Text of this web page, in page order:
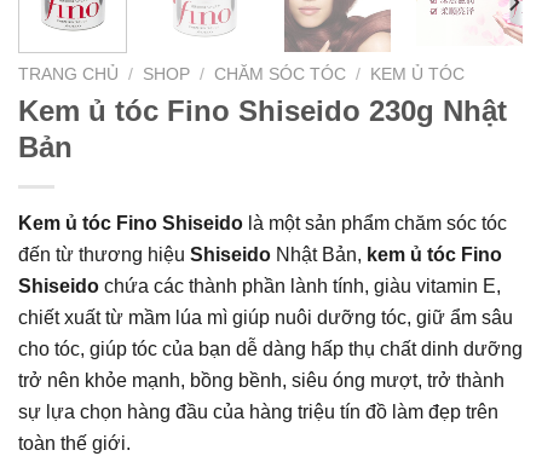
TRANG CHỦ / SHOP / CHĂM SÓC TÓC / KEM Ủ TÓC
Kem ủ tóc Fino Shiseido 230g Nhật
Bản
Kem ủ tóc Fino Shiseido là một sản phẩm chăm sóc tóc
đến từ thương hiệu Shiseido Nhật Bản, kem ủ tóc Fino
Shiseido chứa các thành phần lành tính, giàu vitamin E,
chiết xuất từ mầm lúa mì giúp nuôi dưỡng tóc, giữ ẩm sâu
cho tóc, giúp tóc của bạn dễ dàng hấp thụ chất dinh dưỡng
trở nên khỏe mạnh, bồng bềnh, siêu óng mượt, trở thành
sự lựa chọn hàng đầu của hàng triệu tín đồ làm đẹp trên
toàn thế giới.